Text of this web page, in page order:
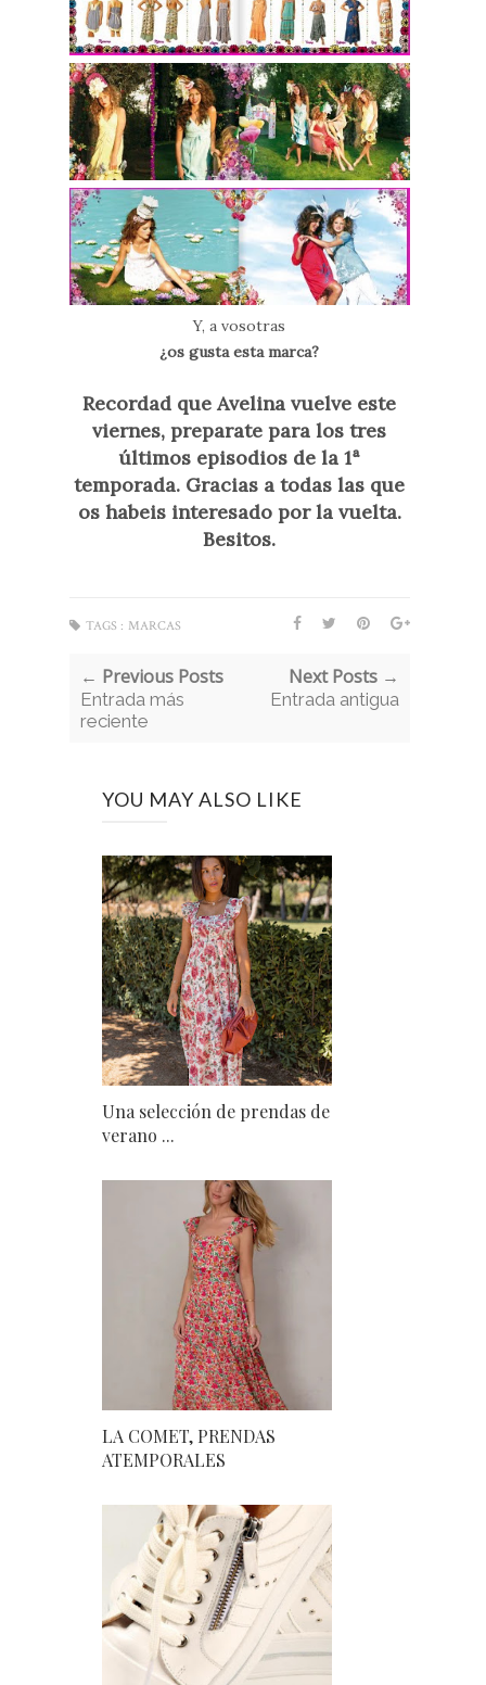
Y, a vosotras
¿os gusta esta marca?
Recordad que Avelina vuelve este
viernes, preparate para los tres
últimos episodios de la 1ª
temporada. Gracias a todas las que
os habeis interesado por la vuelta.
Besitos.
TAGS : MARCAS
← Previous Posts
Entrada más
reciente
Next Posts →
Entrada antigua
YOU MAY ALSO LIKE
Una selección de prendas de
verano ...
LA COMET, PRENDAS
ATEMPORALES